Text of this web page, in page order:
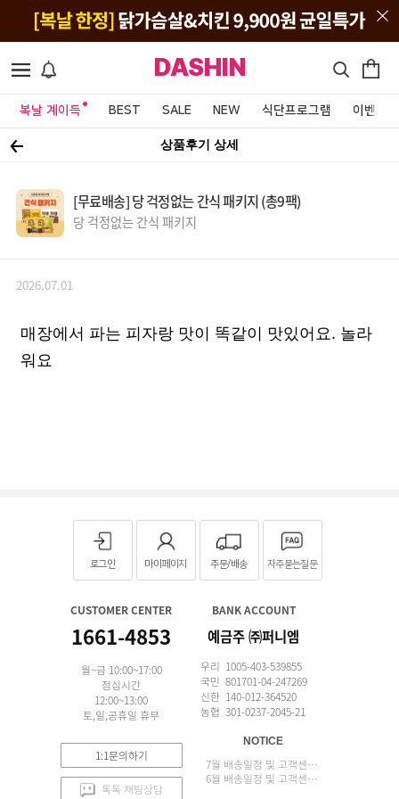
DASHIN
복날 계이득 BEST SALE NEW 식단프로그램 이벤트&
상품후기 상세
[무료배송] 당 걱정없는 간식 패키지 (총9팩)
당 걱정없는 간식 패키지
2026.07.01
매장에서 파는 피자랑 맛이 똑같이 맛있어요. 놀라
워요
로그인 마이페이지 주문/배송 자주묻는질문
CUSTOMER CENTER
1661-4853
월~금 10:00~17:00
점심시간
12:00~13:00
토,일,공휴일 휴무
1:1문의하기
톡톡 채팅상담
BANK ACCOUNT
예금주 ㈜퍼니엠
우리 1005-403-539855
국민 801701-04-247269
신한 140-012-364520
농협 301-0237-2045-21
NOTICE
7월 배송일정 및 고객센터 업무 안내
6월 배송일정 및 고객센터 업무 안내